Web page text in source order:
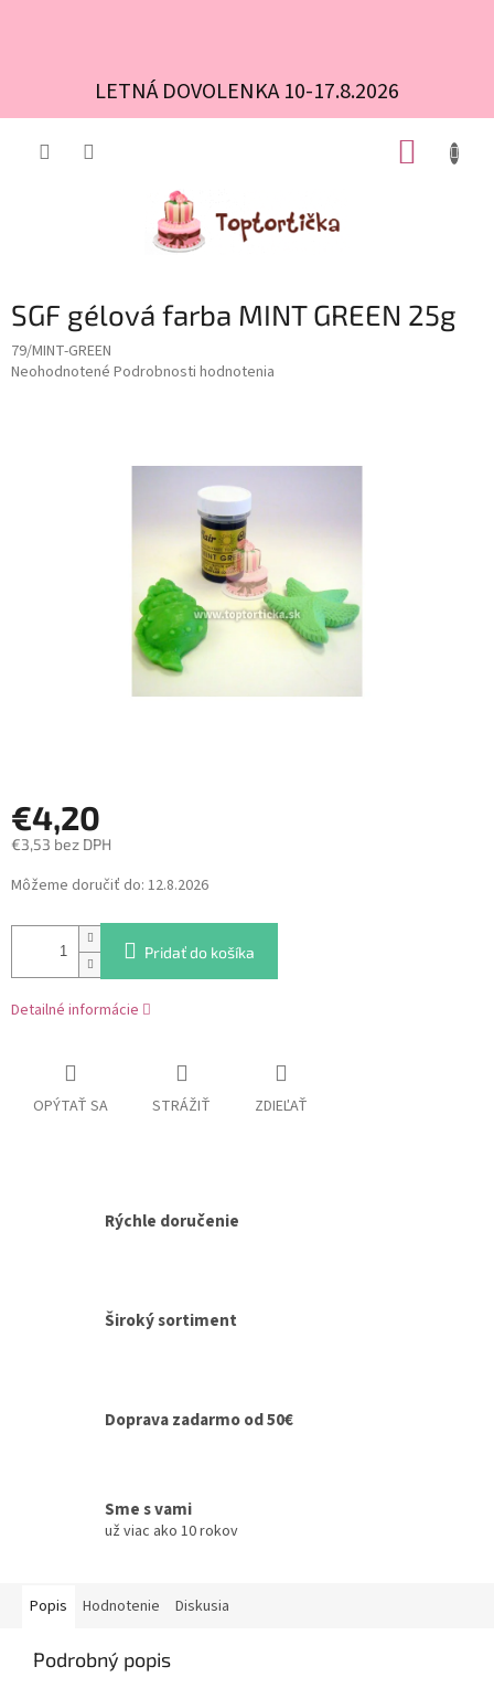
LETNÁ DOVOLENKA 10-17.8.2026
SGF gélová farba MINT GREEN 25g
79/MINT-GREEN
Priemerné
Neohodnotené Podrobnosti hodnotenia
€4,20
€3,53 bez DPH
Jednotková
cena:
Môžeme doručiť do: 12.8.2026
Pridať do košíka
Detailné informácie
OPÝTAŤ SA STRÁŽIŤ ZDIEĽAŤ
Rýchle doručenie
Široký sortiment
Doprava zadarmo od 50€
Sme s vami
už viac ako 10 rokov
Popis Hodnotenie Diskusia
Podrobný popis